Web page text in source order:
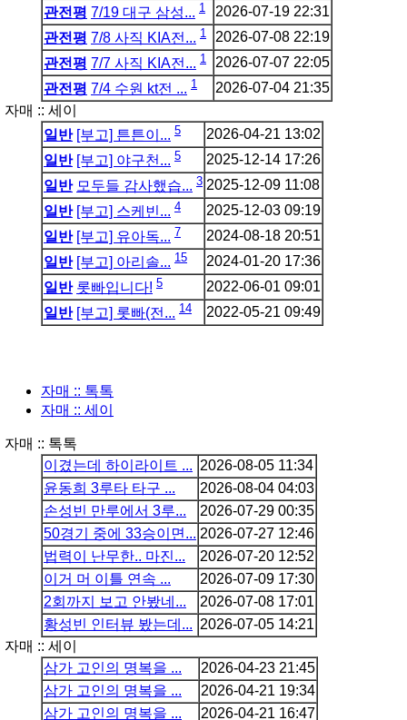
관전평 7/19 대구 삼성... 1 2026-07-19 22:31
관전평 7/8 사직 KIA전... 1 2026-07-08 22:19
관전평 7/7 사직 KIA전... 1 2026-07-07 22:05
관전평 7/4 수원 kt전 ... 1 2026-07-04 21:35
자매 :: 세이
일반 [부고] 튼튼이... 5 2026-04-21 13:02
일반 [부고] 야구천... 5 2025-12-14 17:26
일반 모두들 감사했습... 3 2025-12-09 11:08
일반 [부고] 스케빈... 4 2025-12-03 09:19
일반 [부고] 유아독... 7 2024-08-18 20:51
일반 [부고] 아리솔... 15 2024-01-20 17:36
일반 롯빠입니다! 5 2022-06-01 09:01
일반 [부고] 롯빠(전... 14 2022-05-21 09:49
자매 :: 톡톡
자매 :: 세이
자매 :: 톡톡
이겼는데 하이라이트 ... 2026-08-05 11:34
윤동희 3루타 타구 ...
2026-08-04 04:03
손성빈 만루에서 3루...
2026-07-29 00:35
50경기 중에 33승이면... 2026-07-27 12:46
법력이 난무한.. 마진...
2026-07-20 12:52
이거 머 이틀 연속 ...
2026-07-09 17:30
2회까지 보고 안봤네...
2026-07-08 17:01
황성빈 인터뷰 봤는데... 2026-07-05 14:21
자매 :: 세이
삼가 고인의 명복을 ...
2026-04-23 21:45
삼가 고인의 명복을 ...
2026-04-21 19:34
삼가 고인의 명복을 ...
2026-04-21 16:47